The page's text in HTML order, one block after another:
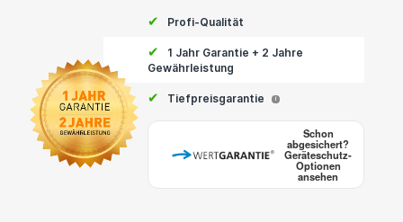
✔ Profi-Qualität
✔
1 Jahr Garantie + 2 Jahre
Gewährleistung
✔ Tiefpreisgarantie i
Schon
abgesichert?
Geräteschutz-
Optionen
ansehen